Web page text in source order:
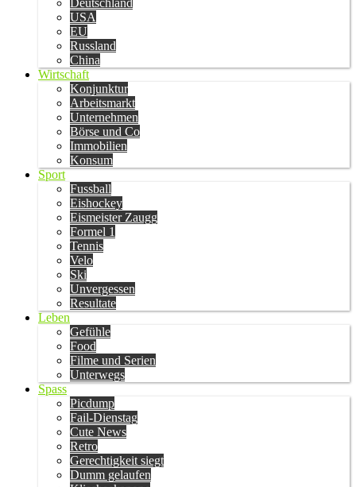
Deutschland
USA
EU
Russland
China
Wirtschaft
Konjunktur
Arbeitsmarkt
Unternehmen
Börse und Co
Immobilien
Konsum
Sport
Fussball
Eishockey
Eismeister Zaugg
Formel 1
Tennis
Velo
Ski
Unvergessen
Resultate
Leben
Gefühle
Food
Filme und Serien
Unterwegs
Spass
Picdump
Fail-Dienstag
Cute News
Retro
Gerechtigkeit siegt
Dumm gelaufen